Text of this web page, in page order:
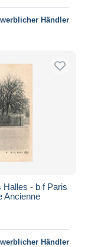
Händler
Halles - b f Paris
Ancienne
Händler